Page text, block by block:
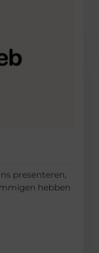
presenteren,
hebben